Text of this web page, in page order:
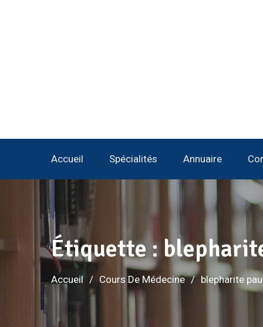
Accueil Spécialités Annuaire
Étiquette :
Accueil Cours De Médecine blepharite